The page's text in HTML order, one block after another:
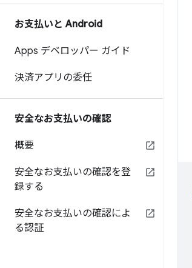
お支払いと Android
Apps デベロッパー ガイド
決済アプリの委任
安全なお支払いの確認
概要
安全なお支払いの確認を登
録する
安全なお支払いの確認によ
る認証